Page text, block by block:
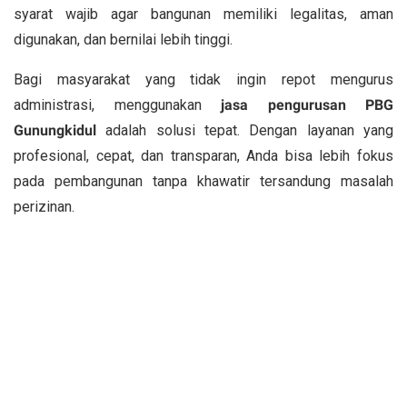
syarat wajib agar bangunan memiliki legalitas, aman
digunakan, dan bernilai lebih tinggi.
Bagi masyarakat yang tidak ingin repot mengurus
administrasi, menggunakan jasa pengurusan PBG
Gunungkidul
adalah solusi tepat. Dengan layanan yang
profesional, cepat, dan transparan, Anda bisa lebih fokus
pada pembangunan tanpa khawatir tersandung masalah
perizinan.